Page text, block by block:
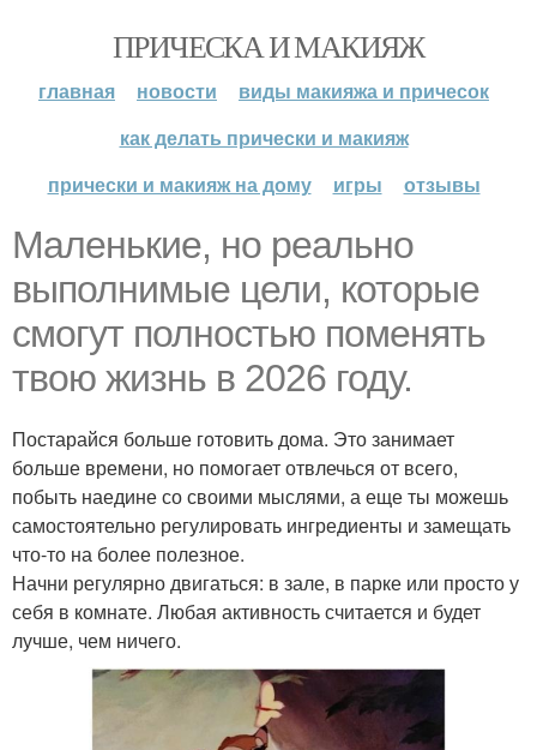
ПРИЧЕСКА И МАКИЯЖ
главная новости
виды макияжа и причесок
как делать прически и макияж
прически и макияж на дому
игры отзывы
Маленькие, но реально
выполнимые цели, которые
смогут полностью поменять
твою жизнь в 2026 году.
Постарайся больше готовить дома. Это занимает
больше времени, но помогает отвлечься от всего,
побыть наедине со своими мыслями, а еще ты можешь
самостоятельно регулировать ингредиенты и замещать
что-то на более полезное.
Начни регулярно двигаться: в зале, в парке или просто у
себя в комнате. Любая активность считается и будет
лучше, чем ничего.